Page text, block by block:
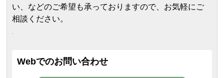
い、などのご希望も承っておりますので、お気軽にご
相談ください。
Webでのお問い合わせ